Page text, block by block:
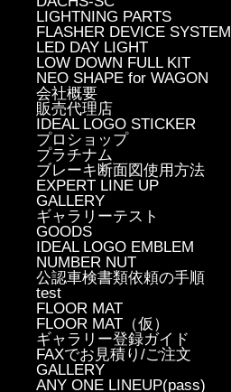
LIGHTNING PARTS
FLASHER DEVICE SYSTEM
LED DAY LIGHT
LOW DOWN FULL KIT
NEO SHAPE for WAGON
会社概要
販売代理店
IDEAL LOGO STICKER
プロショップ
プラチナム
ブレーキ断面図使用方法
EXPERT LINE UP
GALLERY
ギャラリーテスト
GOODS
IDEAL LOGO EMBLEM
NUMBER NUT
公認車検書類依頼の手順
test
FLOOR MAT
FLOOR MAT（仮）
ギャラリー登録ガイド
FAXでお見積り/ご注文
GALLERY
ANY ONE LINEUP(pass)